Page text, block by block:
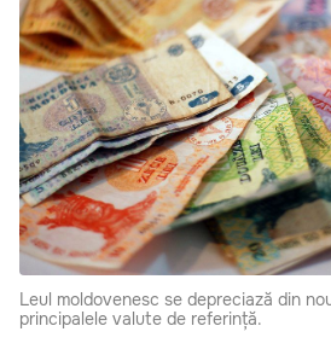
Leul moldovenesc se depreciază din
principalele valute de referință.